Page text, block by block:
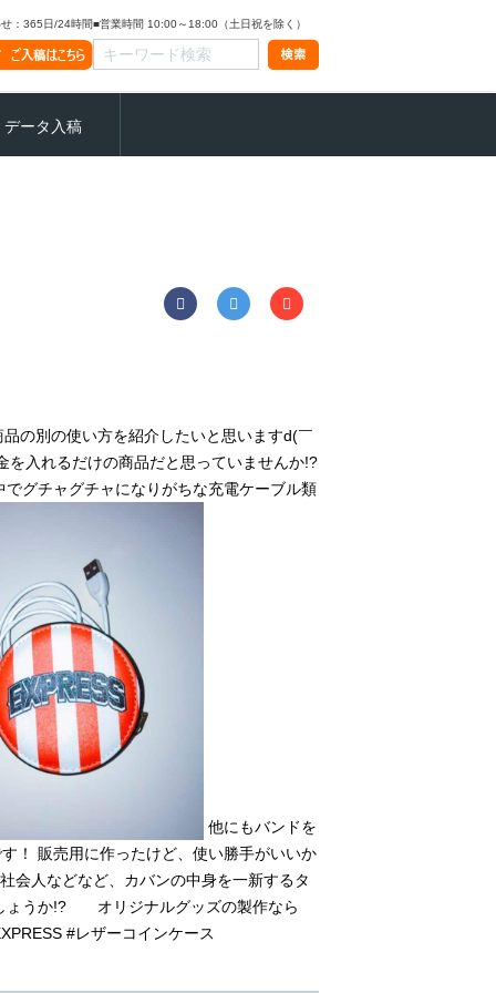
：365日/24時間■営業時間 10:00～18:00（土日祝を除く）
データ入稿
の別の使い方を紹介したいと思いますd(￣
を入れるだけの商品だと思っていませんか!?
グチャグチャになりがちな充電ケーブル類
他にもバンドを
！ 販売用に作ったけど、使い勝手がいいか
会人などなど、カバンの中身を一新するタ
ょうか!? オリジナルグッズの製作なら
#レザーコインケース